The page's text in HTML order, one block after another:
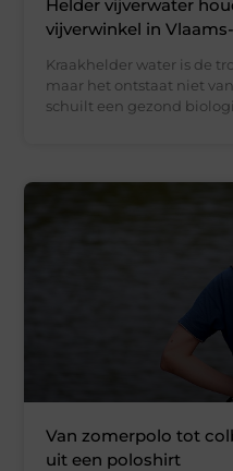
Helder vijverwater
vijverwinkel in
Kraakhelder water is de
maar het ontstaat niet
schuilt een gezond
Van zomerpolo tot
uit een poloshirt